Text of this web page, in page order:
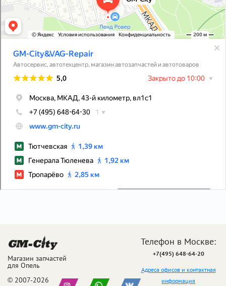
Магазин запчастей
для Опель
© 2007-2026
Телефон в Москве:
+7(495) 648-64-20
Адреса офисов и контактная
информация